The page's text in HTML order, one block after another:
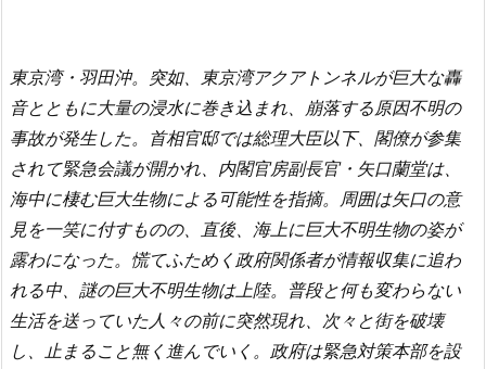
東京湾・羽田沖。突如、東京湾アクアトンネルが巨大な轟
音とともに大量の浸水に巻き込まれ、崩落する原因不明の
事故が発生した。首相官邸では総理大臣以下、閣僚が参集
されて緊急会議が開かれ、内閣官房副長官・矢口蘭堂は、
海中に棲む巨大生物による可能性を指摘。周囲は矢口の意
見を一笑に付すものの、直後、海上に巨大不明生物の姿が
露わになった。慌てふためく政府関係者が情報収集に追わ
れる中、謎の巨大不明生物は上陸。普段と何も変わらない
生活を送っていた人々の前に突然現れ、次々と街を破壊
し、止まること無く進んでいく。政府は緊急対策本部を設